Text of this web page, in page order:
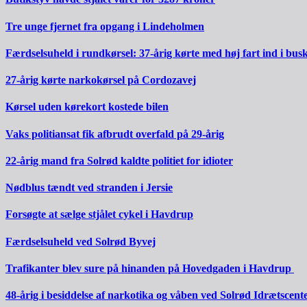
Tre unge fjernet fra opgang i Lindeholmen
Færdselsuheld i rundkørsel: 37-årig kørte med høj fart ind i
27-årig kørte narkokørsel på Cordozavej
Kørsel uden kørekort kostede bilen
Vaks politiansat fik afbrudt overfald på 29-årig
22-årig mand fra Solrød kaldte politiet for idioter
Nødblus tændt ved stranden i Jersie
Forsøgte at sælge stjålet cykel i Havdrup
Færdselsuheld ved Solrød Byvej
Trafikanter blev sure på hinanden på Hovedgaden i Havdrup
48-årig i besiddelse af narkotika og våben ved Solrød